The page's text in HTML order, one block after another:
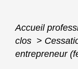
Accueil
clos >
entrepreneur